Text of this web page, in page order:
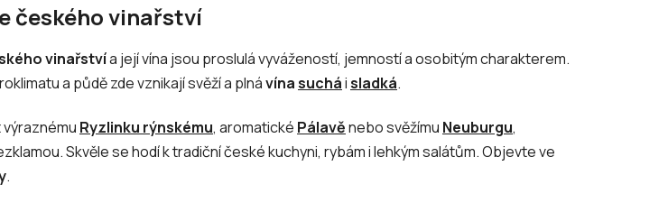
d
a
p
r
českého vinařství
vinařstvía její vína jsou proslulá vyvážeností, jemností a osobitým charakterem.
a půdě zde vznikají svěží a plnávínasucháisladká.
Ryzlinku rýnskému, aromatické Pálavěnebo svěžímu Neuburgu,
Skvěle se hodí k tradiční české kuchyni, rybám i lehkým salátům. Objevte ve
.